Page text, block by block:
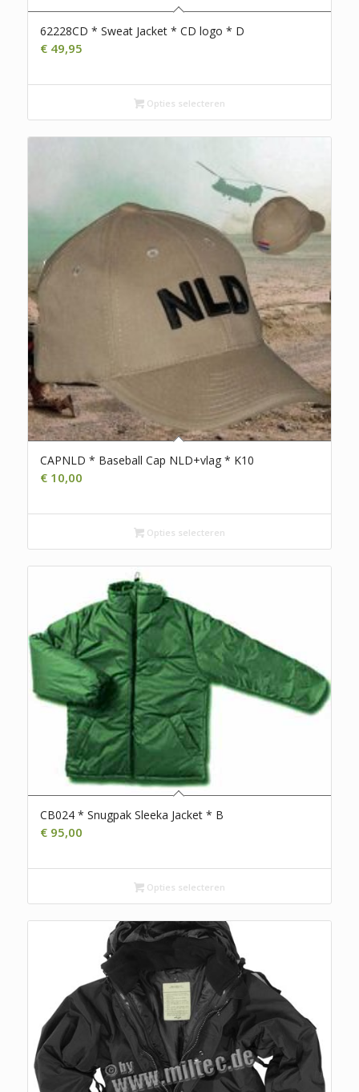
62228CD * Sweat Jacket * CD logo * D
€49,95
Opties selecteren
CAPNLD * Baseball Cap NLD+vlag * K10
€10,00
Opties selecteren
CB024 * Snugpak Sleeka Jacket * B
€95,00
Opties selecteren